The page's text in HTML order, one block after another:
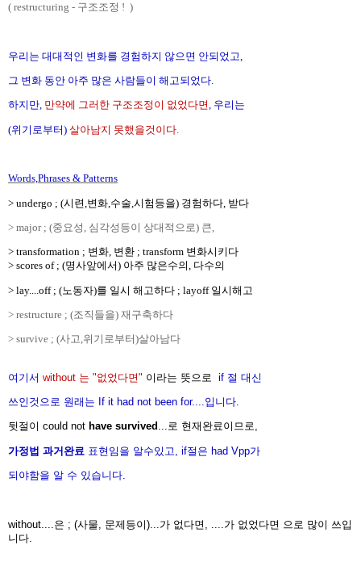
( restructuring - 구조조정 ! )
우리는 대대적인 변화를 경험하지 않으면 안되었고,
그 변화 동안 아주 많은 사람들이 해고되었다.
하지만, 만약에 그러한 구조조정이 없었다면, 우리는
(위기로부터) 살아남지 못했을것이다.
Words,Phrases & Patterns
> undergo ; (시련,변화,수술,시험등을) 경험하다, 받다
> major ; (중요성, 심각성등이 상대적으로) 큰,
> transformation ; 변화, 변환 ; transform 변화시키다
> scores of ; (명사앞에서) 아주 많은수의, 다수의
> lay....off ; (노동자)를 일시 해고하다 ; layoff 일시해고
> restructure ; (조직들을) 재구축하다
> survive ; (사고,위기로부터)살아남다
여기서 without 는 "없었다면" 이라는 뜻으로 if 절 대신
쓰인것으로 원래는 If it had not been for....입니다.
뒷절이 could not have survived ...로 현재완료이므로,
가정법 과거완료 표현임을 알수있고, if절은 had Vpp가
되야함을 알 수 있습니다.
without....은 ; (사물, 문제등이)...가 없다면, ....가 없었다면 으로 많이 쓰입
니다.